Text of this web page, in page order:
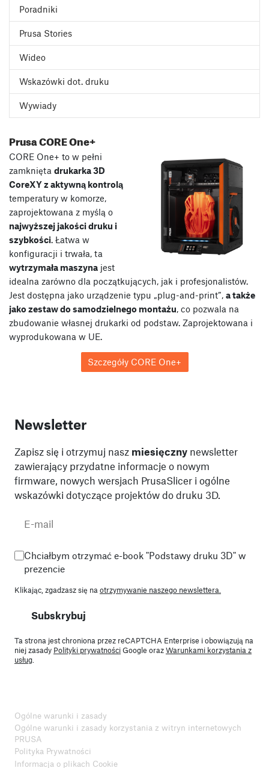
Poradniki
Prusa Stories
Wideo
Wskazówki dot. druku
Wywiady
Prusa CORE One+
CORE One+ to w pełni
zamknięta drukarka 3D
CoreXY z aktywną kontrolą
temperatury w komorze,
zaprojektowana z myślą o
najwyższej jakości druku i
szybkości. Łatwa w
konfiguracji i trwała, ta
wytrzymała maszyna jest
idealna zarówno dla początkujących, jak i profesjonalistów.
Jest dostępna jako urządzenie typu „plug-and-print”, a także
jako zestaw do samodzielnego montażu, co pozwala na
zbudowanie własnej drukarki od podstaw. Zaprojektowana i
wyprodukowana w UE.
Szczegóły CORE One+
Newsletter
Zapisz się i otrzymuj nasz miesięczny newsletter
zawierający przydatne informacje o nowym
firmware, nowych wersjach PrusaSlicer i ogólne
wskazówki dotyczące projektów do druku 3D.
Chciałbym otrzymać e-book "Podstawy druku 3D" w
prezencie
Klikając, zgadzasz się naotrzymywanie naszego newslettera.
Subskrybuj
Ta strona jest chroniona przez reCAPTCHA Enterprise i obowiązują na
niej zasady Polityki prywatnościGoogle orazWarunkami korzystania z
usług.
Ogólne warunki i zasady
Ogólne warunki i zasady korzystania z witryn internetowych
PRUSA
Polityka Prywatności
Informacja o plikach Cookie